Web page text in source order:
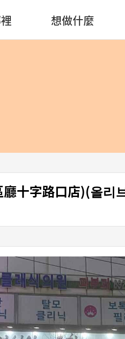
想做什麼
十字路口店)(올리